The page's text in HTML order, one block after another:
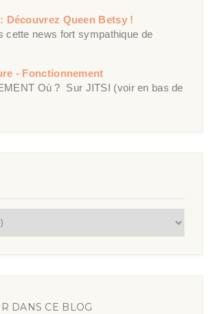
Découvrez Queen Betsy !
cette news fort sympathique de
- Fonctionnement
Où ? Sur JITSI (voir en bas de
DANS CE BLOG